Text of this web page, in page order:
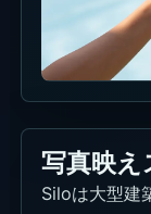
写真映え
Siloは大型建